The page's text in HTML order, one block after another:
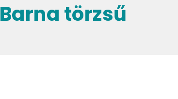
Barna törzsű